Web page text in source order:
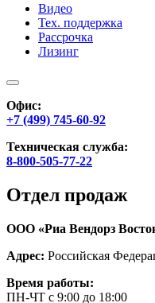
Видео
Тех. поддержка
Рассрочка
Лизинг
Офис:
+7 (499) 745-60-92
Техническая служба:
8-800-505-77-22
Отдел продаж
ООО «Риа Вендорз
Адрес: Российская
Время работы:
ПН-ЧТ с 9:00 до 18:00